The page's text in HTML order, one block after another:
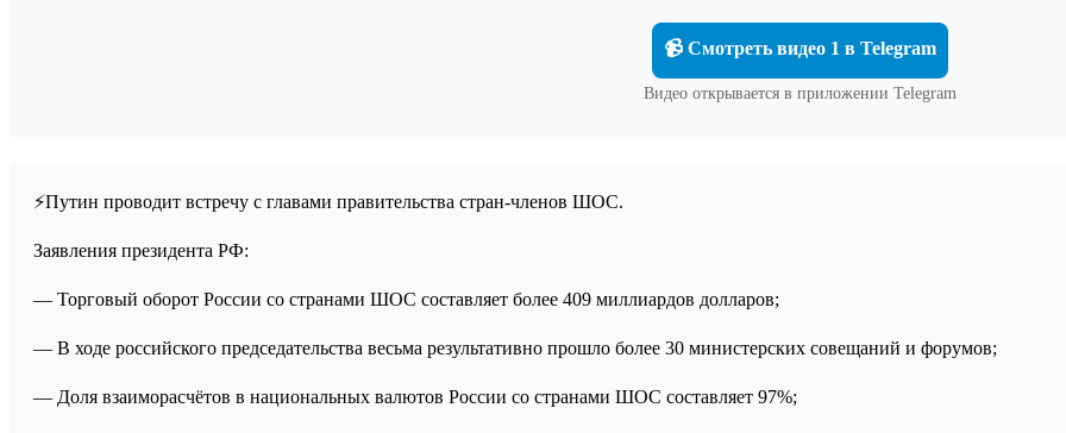
📹 Смотреть видео 1 в Telegram
Видео открывается в приложении Telegram
⚡️Путин проводит встречу с главами правительства стран-членов ШОС.
Заявления президента РФ:
— Торговый оборот России со странами ШОС составляет более 409 миллиардов долларов;
— В ходе российского председательства весьма результативно прошло более 30 министерских совещаний и форумов;
— Доля взаиморасчётов в национальных валютов России со странами ШОС составляет 97%;